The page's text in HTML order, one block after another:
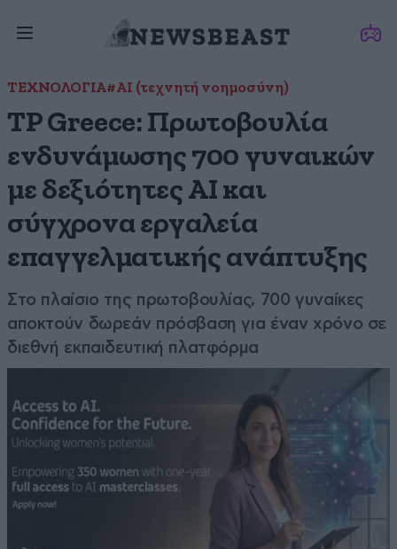
ΤΕΧΝΟΛΟΓΙΑ#ΑΙ (τεχνητή νοημοσύνη)
TP Greece: Πρωτοβουλία
ενδυνάμωσης 700 γυναικών
με δεξιότητες AI και
σύγχρονα εργαλεία
επαγγελματικής ανάπτυξης
Στο πλαίσιο της πρωτοβουλίας, 700 γυναίκες
αποκτούν δωρεάν πρόσβαση για έναν χρόνο σε
διεθνή εκπαιδευτική πλατφόρμα